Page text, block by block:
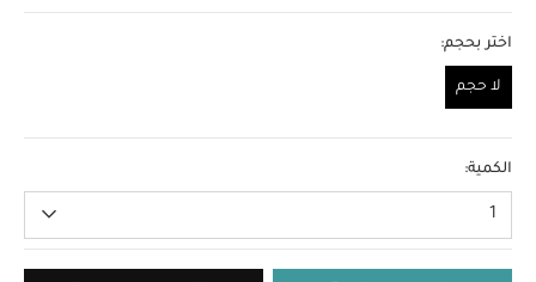
اختر بحجم:
لا حجم
الكمية:
1